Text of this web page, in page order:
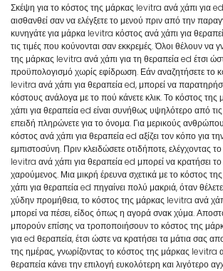
Σκέψη για το κόστος της μάρκας levitra ανά χάπι για
αισθανθεί σαν να ελέγξετε το μενού πριν από την
κυνηγάτε για μάρκα levitra κόστος ανά χάπι για
τις τιμές που κούνονται σαν εκκρεμές. Όλοι θέλουν να
της μάρκας levitra ανά χάπι για τη θεραπεία ed έτσι
προϋπολογισμό χωρίς εφίδρωση. Εάν αναζητήσετε το
levitra ανά χάπι για θεραπεία ed, μπορεί να
κόστους ανάλογα με το πού κάνετε κλικ. Το κόστος
χάπι για θεραπεία ed είναι συνήθως υψηλότερο από τις
επειδή πληρώνετε για το όνομα. Για μερικούς
κόστος ανά χάπι για θεραπεία ed αξίζει τον κόπο για
εμπιστοσύνη. Πριν κλειδώσετε οτιδήποτε, ελέγχοντας
levitra ανά χάπι για θεραπεία ed μπορεί να κρατήσει
χαρούμενος. Μια μικρή έρευνα σχετικά με το κόστος
χάπι για θεραπεία ed πηγαίνει πολύ μακριά, όταν
χύδην προμήθεια, το κόστος της μάρκας levitra ανά
μπορεί να πέσει, είδος όπως η αγορά σνακ χύμα.
μπορούν επίσης να τροποποιήσουν το κόστος της
για ed θεραπεία, έτσι ώστε να κρατήσει τα μάτια σας
της ημέρας, γνωρίζοντας το κόστος της μάρκας levitra
θεραπεία κάνει την επιλογή ευκολότερη και λιγότερο